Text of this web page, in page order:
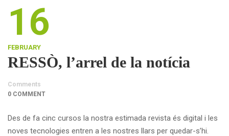
16
FEBRUARY
RESSÒ, l’arrel de la notícia
Comments
0 COMMENT
Des de fa cinc cursos la nostra estimada revista és digital i les
noves tecnologies entren a les nostres llars per quedar-s’hi.